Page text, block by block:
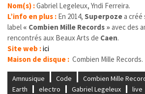
Nom(s) :Gabriel Legeleux, Yndi Ferreira.
L’info en plus : En 2014, Superpozea créé
label « Combien Mille Records » avec des
rencontrés aux Beaux Arts de Caen.
Site web :ici
Maison de disque : Combien Mille Records.
Amnusique Code Combien Mille
Earth
electro Gabriel Legeleux live